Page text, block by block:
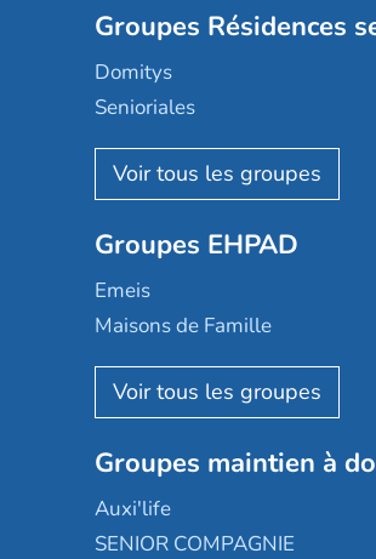
Groupes Résidences
Domitys
Senioriales
Nohée
Les Résidentiels
Mobicap
Domusvi
Happy Senior
Aquarelia
Nexity edenea
Les jardins d'Arcadie
Groupes EHPAD
Emeis
Maisons de Famille
Korian
Emera
Groupe SOS
Le Noble Âge
Almage
Groupes maintien à
Auxi'life
SENIOR COMPAGNIE